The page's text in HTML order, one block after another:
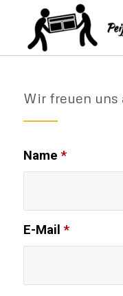
Wir freuen
Name*
E-Mail*